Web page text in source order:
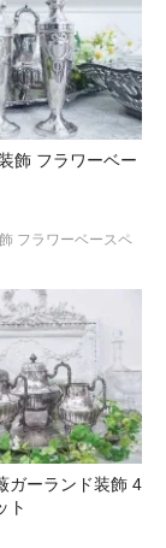
飾 フラワーベー
フラワーベースペ
ガーランド装飾 4
ト